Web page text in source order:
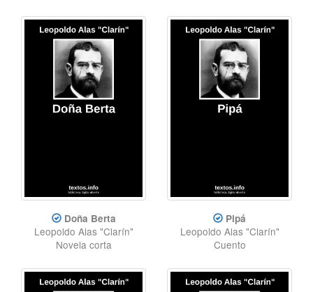
Doña Berta
Leopoldo Alas "Clarín"
Novela corta
Pipá
Leopoldo Alas "Clarín"
Cuento